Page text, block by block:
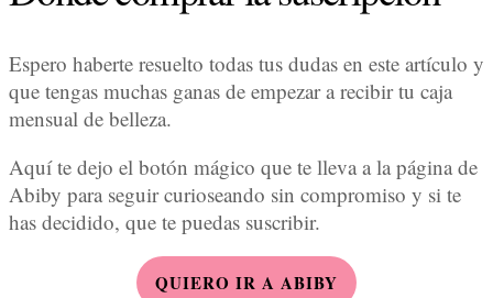
Espero haberte resuelto todas tus dudas en este artículo y
que tengas muchas ganas de empezar a recibir tu caja
mensual de belleza.
Aquí te dejo el botón mágico que te lleva a la página de
Abiby para seguir curioseando sin compromiso y si te
has decidido, que te puedas suscribir.
QUIERO IR A ABIBY